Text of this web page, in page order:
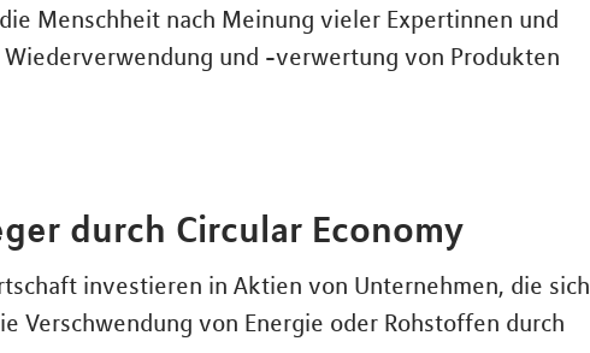
Menschheit nach Meinung vieler Expertinnen und
und -verwertung von Produkten
durch Circular Economy
investieren in Aktien von Unternehmen, die sich
Verschwendung von Energie oder Rohstoffen durch